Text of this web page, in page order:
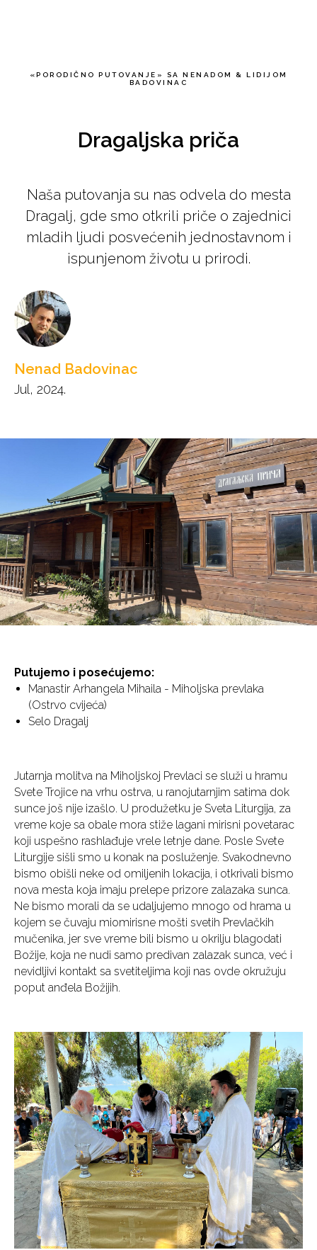
«PORODIČNO PUTOVANJE» SA NENADOM & LIDIJOM
BADOVINAC
Dragaljska priča
Naša putovanja su nas odvela do mesta
Dragalj, gde smo otkrili priče o zajednici
mladih ljudi posvećenih jednostavnom i
ispunjenom životu u prirodi.
Nenad Badovinac
Jul, 2024.
Putujemo i posećujemo:
Manastir Arhangela Mihaila - Miholjska prevlaka
(Ostrvo cvijeća)
Selo Dragalj
Jutarnja molitva na Miholjskoj Prevlaci se služi u hramu
Svete Trojice na vrhu ostrva, u ranojutarnjim satima dok
sunce još nije izašlo. U produžetku je Sveta Liturgija, za
vreme koje sa obale mora stiže lagani mirisni povetarac
koji uspešno rashlađuje vrele letnje dane. Posle Svete
Liturgije sišli smo u konak na posluženje. Svakodnevno
bismo obišli neke od omiljenih lokacija, i otkrivali bismo
nova mesta koja imaju prelepe prizore zalazaka sunca.
Ne bismo morali da se udaljujemo mnogo od hrama u
kojem se čuvaju miomirisne mošti svetih Prevlačkih
mučenika, jer sve vreme bili bismo u okrilju blagodati
Božije, koja ne nudi samo predivan zalazak sunca, već i
nevidljivi kontakt sa svetiteljima koji nas ovde okružuju
poput anđela Božijih.